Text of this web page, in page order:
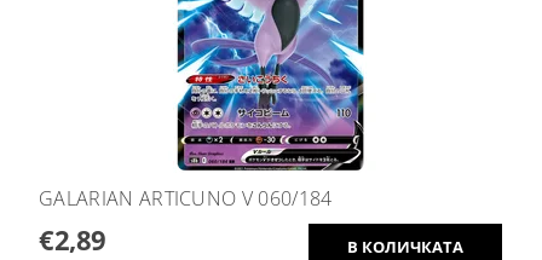
GALARIAN ARTICUNO V 060/184
€2,89